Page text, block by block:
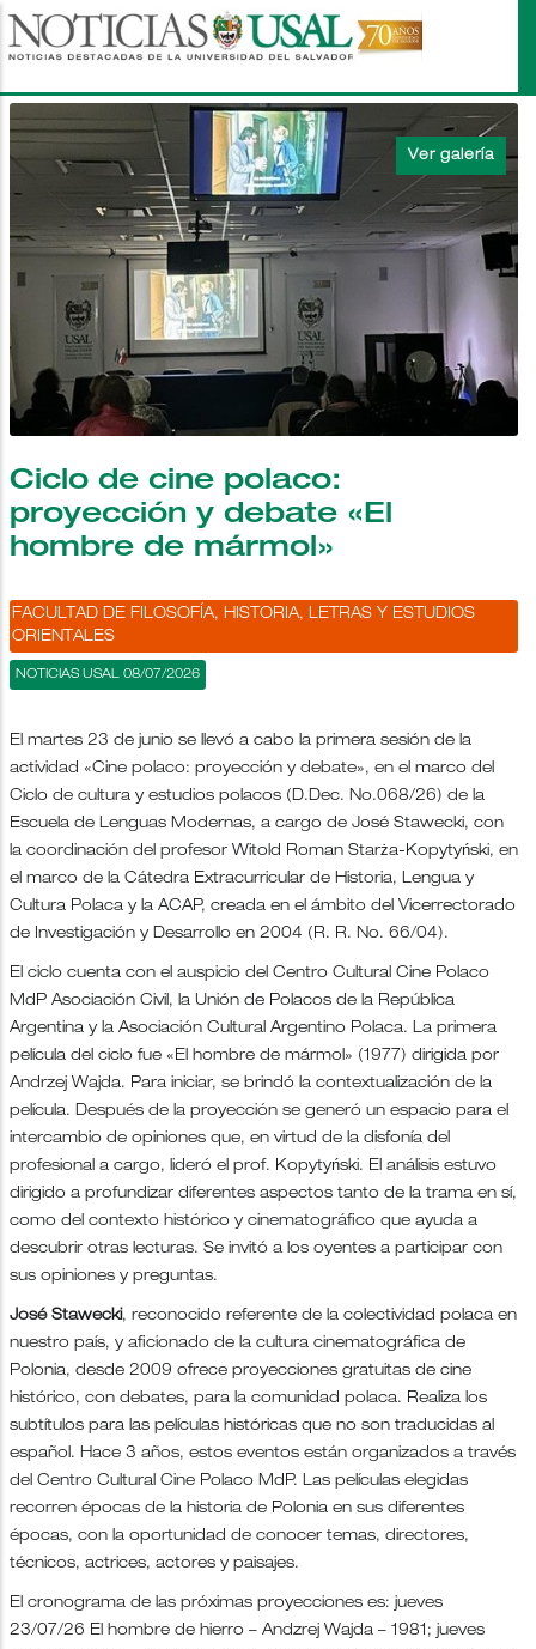
Pasar
al
principal
Ciclo de cine polaco:
proyección y debate «El
hombre de mármol»
FACULTAD DE FILOSOFÍA, HISTORIA, LETRAS Y ESTUDIOS
ORIENTALES
NOTICIAS USAL 08/07/2026
El martes 23 de junio se llevó a cabo la primera sesión de la
actividad «Cine polaco: proyección y debate», en el marco del
Ciclo de cultura y estudios polacos (D.Dec. No.068/26) de la
Escuela de Lenguas Modernas, a cargo de José Stawecki, con
la coordinación del profesor Witold Roman Starża-Kopytyński, en
el marco de la Cátedra Extracurricular de Historia, Lengua y
Cultura Polaca y la ACAP, creada en el ámbito del Vicerrectorado
de Investigación y Desarrollo en 2004 (R. R. No. 66/04).
El ciclo cuenta con el auspicio del Centro Cultural Cine Polaco
MdP Asociación Civil, la Unión de Polacos de la República
Argentina y la Asociación Cultural Argentino Polaca. La primera
película del ciclo fue «El hombre de mármol» (1977) dirigida por
Andrzej Wajda. Para iniciar, se brindó la contextualización de la
película. Después de la proyección se generó un espacio para el
intercambio de opiniones que, en virtud de la disfonía del
profesional a cargo, lideró el prof. Kopytyński. El análisis estuvo
dirigido a profundizar diferentes aspectos tanto de la trama en sí,
como del contexto histórico y cinematográfico que ayuda a
descubrir otras lecturas. Se invitó a los oyentes a participar con
sus opiniones y preguntas.
José Stawecki, reconocido referente de la colectividad polaca en
nuestro país, y aficionado de la cultura cinematográfica de
Polonia, desde 2009 ofrece proyecciones gratuitas de cine
histórico, con debates, para la comunidad polaca. Realiza los
subtítulos para las películas históricas que no son traducidas al
español. Hace 3 años, estos eventos están organizados a través
del Centro Cultural Cine Polaco MdP. Las películas elegidas
recorren épocas de la historia de Polonia en sus diferentes
épocas, con la oportunidad de conocer temas, directores,
técnicos, actrices, actores y paisajes.
El cronograma de las próximas proyecciones es: jueves
23/07/26 El hombre de hierro – Andzrej Wajda – 1981; jueves